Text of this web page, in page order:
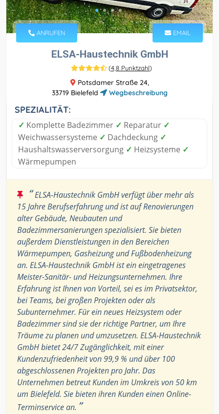
ANRUFEN EMAIL
ELSA-Haustechnik GmbH
(4,8 Punktzahl)
Potsdamer Straße 24,
33719 Bielefeld
Wegbeschreibung
SPEZIALITÄT:
✓ Komplette Badezimmer ✓ Reparatur ✓
Weichwassersysteme ✓ Dachdeckung ✓
Haushaltswasserversorgung ✓ Heizsysteme ✓
Wärmepumpen
“ELSA-Haustechnik GmbH verfügt über mehr als
15 Jahre Berufserfahrung und ist auf Renovierungen
alter Gebäude, Neubauten und
Badezimmersanierungen spezialisiert. Sie bieten
außerdem Dienstleistungen in den Bereichen
Wärmepumpen, Gasheizung und Fußbodenheizung
an. ELSA-Haustechnik GmbH ist ein eingetragenes
Meister-Sanitär- und Heizungsunternehmen. Ihre
Erfahrung ist Ihnen von Vorteil, sei es im Privatsektor,
bei Teams, bei großen Projekten oder als
Subunternehmer. Für ein neues Heizsystem oder
Badezimmer sind sie der richtige Partner, um Ihre
Träume zu planen und umzusetzen. ELSA-Haustechnik
GmbH bietet 24/7 Zugänglichkeit, mit einer
Kundenzufriedenheit von 99,9 % und über 100
abgeschlossenen Projekten pro Jahr. Das
Unternehmen betreut Kunden im Umkreis von 50 km
um Bielefeld. Sie bieten ihren Kunden einen Online-
Terminservice an. ”